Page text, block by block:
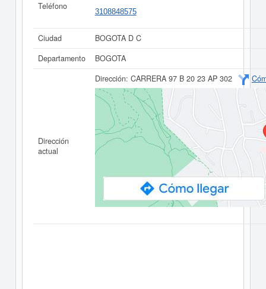
Teléfono
3108848575
Ciudad
BOGOTA D C
Departamento
BOGOTA
Dirección
actual
Dirección: CARRERA 97 B 20 23 AP 302